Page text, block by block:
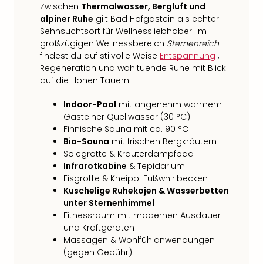
Zwischen Thermalwasser, Bergluft und
alpiner Ruhe gilt Bad Hofgastein als echter
Sehnsuchtsort für Wellnessliebhaber. Im
großzügigen Wellnessbereich Sternenreich
findest du auf stilvolle Weise Entspannung ,
Regeneration und wohltuende Ruhe mit Blick
auf die Hohen Tauern.
Indoor-Pool mit angenehm warmem
Gasteiner Quellwasser (30 °C)
Finnische Sauna mit ca. 90 °C
Bio-Sauna mit frischen Bergkräutern
Solegrotte & Kräuterdampfbad
Infrarotkabine & Tepidarium
Eisgrotte & Kneipp-Fußwhirlbecken
Kuschelige Ruhekojen & Wasserbetten
unter Sternenhimmel
Fitnessraum mit modernen Ausdauer-
und Kraftgeräten
Massagen & Wohlfühlanwendungen
(gegen Gebühr)